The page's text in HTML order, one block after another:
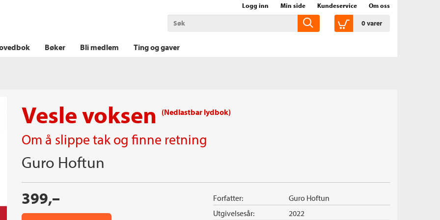
Logg inn Min side Kundeservice Om oss
0varer
Bøker Bli medlem Ting og gaver
Vesle voksen (Nedlastbar lydbok)
Om å slippe tak og finne retning
Guro Hoftun
399,–
Forfatter: Guro Hoftun
Utgivelsesår: 2022